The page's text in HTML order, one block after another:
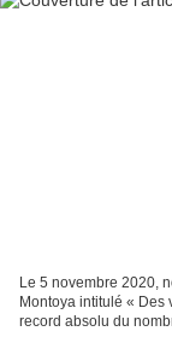
Le 5 novembre 2020,
Montoya intitulé « Des
record absolu du